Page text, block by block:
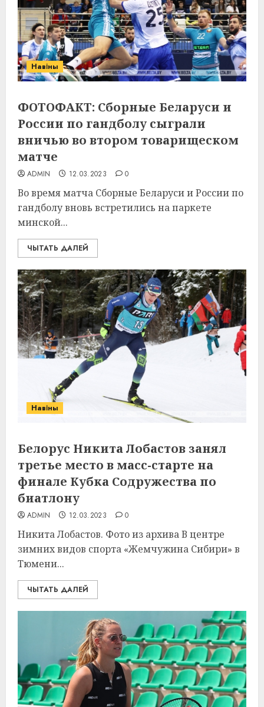
Навіны
ФОТОФАКТ: Сборные Беларуси и
России по гандболу сыграли
вничью во втором товарищеском
матче
ADMIN 12.03.2023 0
Во время матча Сборные Беларуси и России по
гандболу вновь встретились на паркете
минской...
ЧЫТАТЬ ДАЛЕЙ
Навіны
Белорус Никита Лобастов занял
третье место в масс-старте на
финале Кубка Содружества по
биатлону
ADMIN 12.03.2023 0
Никита Лобастов. Фото из архива В центре
зимних видов спорта «Жемчужина Сибири» в
Тюмени...
ЧЫТАТЬ ДАЛЕЙ